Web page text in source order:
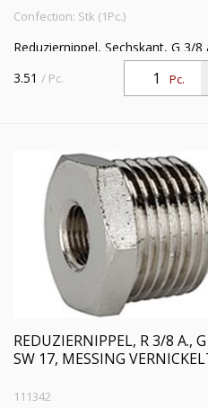
Confection: Stk (1Pc.)
Reduziernippel, Sechskant, G 3/8
1/4 i., SW 21, Arbeitsdruck max.
Edelstahl 1.4408
Pc.
3.51 / Pc.
REDUZIERNIPPEL, R 3/8 A.,
SW 17, MESSING
111342